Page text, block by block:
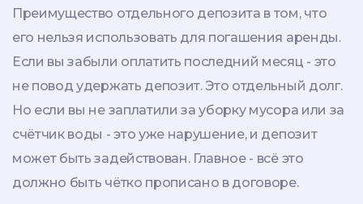
Преимущество отдельного депозита в том, что
его нельзя использовать для погашения аренды.
Если вы забыли оплатить последний месяц - это
не повод удержать депозит. Это отдельный долг.
Но если вы не заплатили за уборку мусора или за
счётчик воды - это уже нарушение, и депозит
может быть задействован. Главное - всё это
должно быть чётко прописано в договоре.